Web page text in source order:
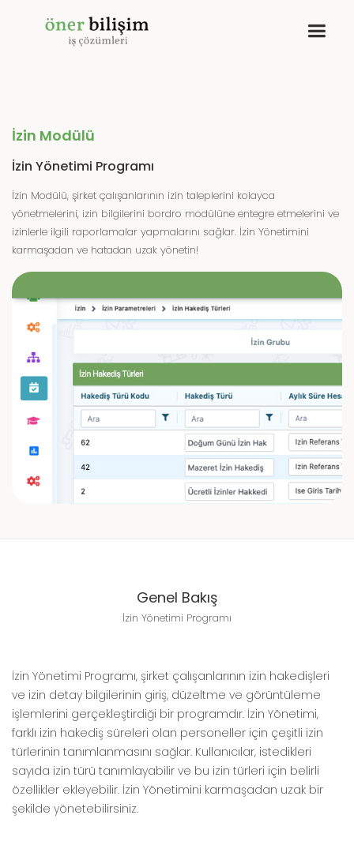
İzin Modülü
İzin Yönetimi Programı
İzin Modülü, şirket çalışanlarının izin taleplerini kolayca
yönetmelerini, izin bilgilerini bordro modülüne entegre etmelerini ve
izinlerle ilgili raporlamalar yapmalarını sağlar. İzin Yönetimini
karmaşadan ve hatadan uzak yönetin!
Genel Bakış
İzin Yönetimi Programı
İzin Yönetimi Programı, şirket çalışanlarının izin hakedişleri
ve izin detay bilgilerinin giriş, düzeltme ve görüntüleme
işlemlerini gerçekleştirdiği bir programdır. İzin Yönetimi,
farklı izin hakediş süreleri olan personeller için çeşitli izin
türlerinin tanımlanmasını sağlar. Kullanıcılar, istedikleri
sayıda izin türü tanımlayabilir ve bu izin türleri için belirli
özellikler ekleyebilir. İzin Yönetimini karmaşadan uzak bir
şekilde yönetebilirsiniz.